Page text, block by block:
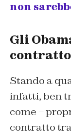
non
Gli
contratto
Stando a
infatti, ben
come –
contratto